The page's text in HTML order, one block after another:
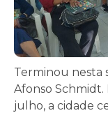
Terminou nesta
Afonso Schmidt.
julho, a cidade